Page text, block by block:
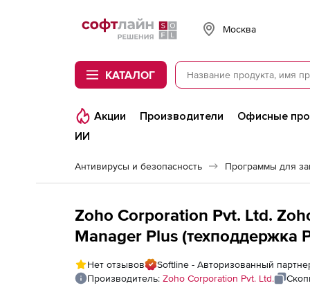
Softline
Москва
КАТАЛОГ
Акции Производители Офисные
ИИ
Антивирусы и безопасность Программы для
Zoho Corporation Pvt. Ltd.
Manager Plus (техподдержка
Model Annual), fee for 500
Нет отзывов
Softline - Авторизованный
Производитель: Zoho Corporation Pvt. Ltd.